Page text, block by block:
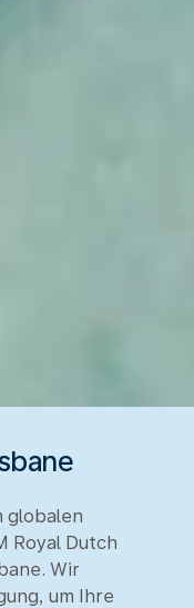
globalen
Royal Dutch
Wir
um Ihre